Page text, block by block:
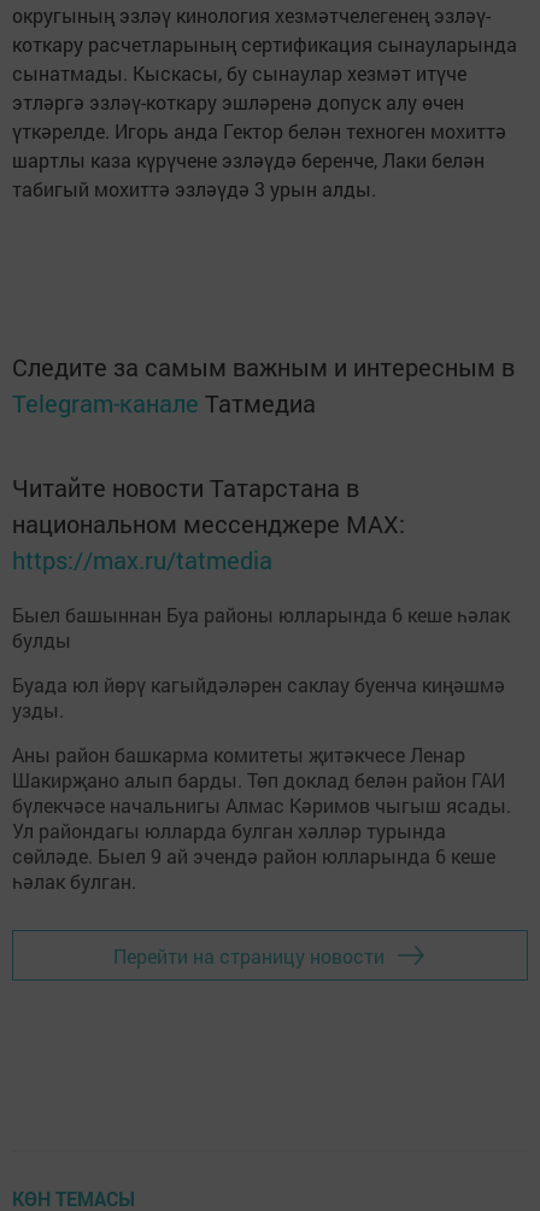
округының эзләү кинология хезмәтчелегенең эзләү-
коткару расчетларының сертификация сынауларында
сынатмады. Кыскасы, бу сынаулар хезмәт итүче
этләргә эзләү-коткару эшләренә допуск алу өчен
үткәрелде. Игорь анда Гектор белән техноген мохиттә
шартлы каза күрүчене эзләүдә беренче, Лаки белән
табигый мохиттә эзләүдә 3 урын алды.
Следите за самым важным и интересным в
Telegram-канале Татмедиа
Читайте новости Татарстана в
национальном мессенджере MАХ:
https://max.ru/tatmedia
Быел башыннан Буа районы юлларында 6 кеше һәлак
булды
Буада юл йөрү кагыйдәләрен саклау буенча киңәшмә
узды.
Аны район башкарма комитеты җитәкчесе Ленар
Шакирҗано алып барды. Төп доклад белән район ГАИ
бүлекчәсе начальнигы Алмас Кәримов чыгыш ясады.
Ул райондагы юлларда булган хәлләр турында
сөйләде. Быел 9 ай эчендә район юлларында 6 кеше
һәлак булган.
Перейти на страницу новости
КӨН ТЕМАСЫ